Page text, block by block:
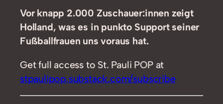
Vor knapp 2.000 Zuschauer:innen zeigt
Holland, was es in punkto Support seiner
Fußballfrauen uns voraus hat.
Get full access to St. Pauli POP at
stpaulipop.substack.com/subscribe